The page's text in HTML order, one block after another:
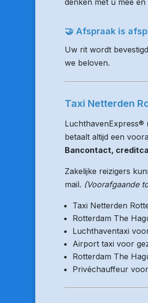
denken met u mee
🤝 Afspraak is
Uw rit wordt
we beloven.
Taxi Netterden
LuchthavenExpress®
betaalt altijd een
Bancontact,
Zakelijke reizigers
mail. (Voorafgaande
Taxi Netterden
Rotterdam The
Luchthaventaxi
Airport taxi voor
Rotterdam The
Privéchauffeur